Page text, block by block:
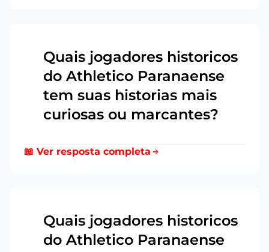
Quais jogadores historicos
do Athletico Paranaense
tem suas historias mais
curiosas ou marcantes?
📖 Ver resposta completa
Quais jogadores historicos
do Athletico Paranaense